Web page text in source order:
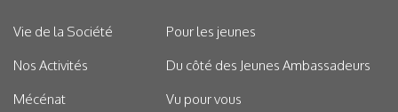
Vie de la Société
Nos Activités
Mécénat
Pour les jeunes
Du côté des Jeunes Ambassadeurs
Vu pour vous